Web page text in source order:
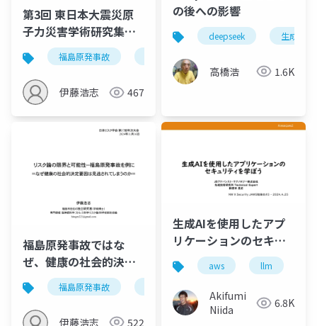
第3回 東日本大震災原
子力災害学術研究集会
(20250319)福島原発事故
伊藤浩志 467
の後への影響
deepseek 生成ai
高橋浩 1.6K
福島原発事故ではな
ぜ、健康の社会的決定
要因が見逃されてしま
うのか
福島原発事故
伊藤浩志 522
生成AIを使用したアプ
リケーションのセキュ
リティを学ぼう
aws llm
Akifumi
Niida
6.8K